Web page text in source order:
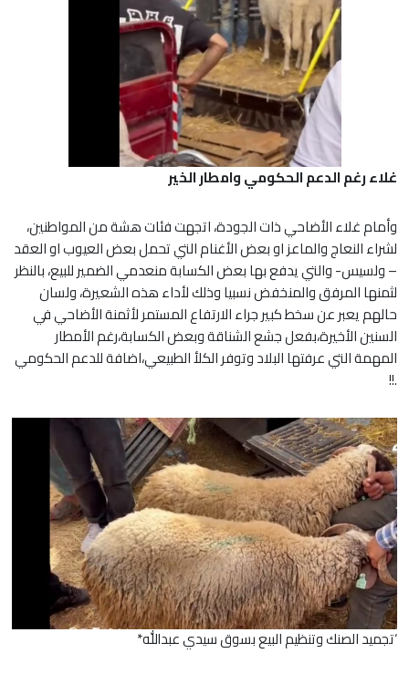
غلاء رغم الدعم الحكومي وامطار الخير
وأمام غلاء الأضاحي ذات الجودة، اتجهت فئات هشة من المواطنين،
لشراء النعاج والماعز او بعض الأغنام التي تحمل بعض العيوب او العقد
– ولسيس- والتي يدفع بها بعض الكسابة منعدمي الضمير للبيع، بالنظر
لثمنها المرفق والمنخفض نسبيا وذلك لأداء هذه الشعيرة، ولسان
حالهم يعبر عن سخط كبير جراء الارتفاع المستمر لأثمنة الأضاحي في
السنين الأخيرة،بفعل جشع الشناقة وبعض الكسابة،رغم الأمطار
المهمة التي عرفتها البلاد وتوفر الكلأ الطبيعي،اضافة للدعم الحكومي
.!!
‘تجميد الصنك وتنظيم البيع بسوق سيدي عبدالله*